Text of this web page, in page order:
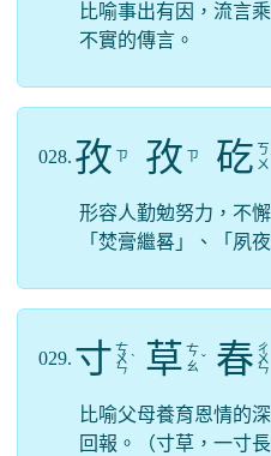
比喻事出有因，流言
不實的傳言。
028. 孜 ㄗ 孜 ㄗ 矻 ㄎ
ㄨ
形容人勤勉努力，不
「焚膏繼晷」、「夙
029. 寸 ㄘ
ㄨ
ㄣ
ˋ 草 ㄘ
ㄠ ˇ 春 ㄔ
ㄨ
ㄣ
比喻父母養育恩情的
回報。（寸草，一寸